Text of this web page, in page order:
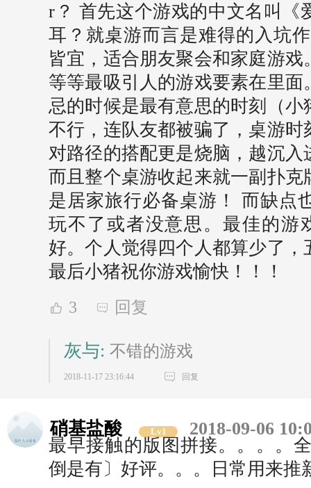
r？ 首先这个游戏的中文名叫《
耳？就桌游而言是难得的入坑
皆宜，适合朋友聚会和家庭游
等等最吸引人的游戏要素在里
忌的时候是最有意思的时刻（
不行，连队友都被骗了，桌游
对路径的搭配更是烧脑，越沉
而且整个桌游收起来就一副扑
是居家旅行必备桌游！ 而缺点
玩不了或者没意思。最佳的游
好。个人觉得四个人都算少了
最后小猪祝你游戏愉快！！！
3 回复
灰与: 不错的游戏
2018-11-17 23:16:44 回复
硝基盐酸 Lv1
2018-09-06
最早接触的版图拼接。。。。
倒是有〕好评。。。日常用来推